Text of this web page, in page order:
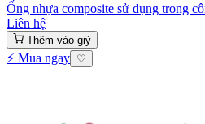
Ống nhựa composite sử dụng trong
Liên hệ
Thêm vào giỷ
⚡ Mua ngay ♡